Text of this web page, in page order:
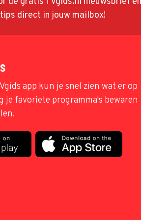
direct in jouw mailbox!
app kun je snel zien wat er op
je favoriete programma's bewaren